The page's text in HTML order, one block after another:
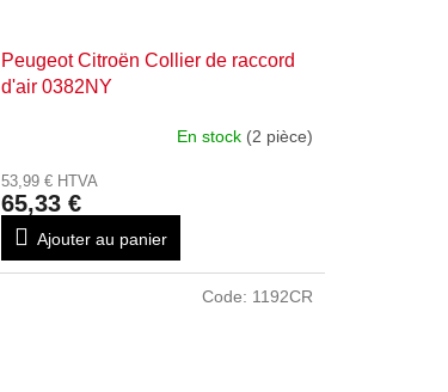
Peugeot Citroën Collier de raccord
d'air 0382NY
En stock (2 pièce)
53,99 € HTVA
65,33 €
Ajouter au panier
Code: 1192CR